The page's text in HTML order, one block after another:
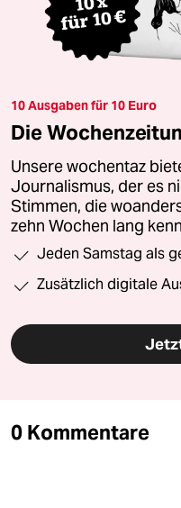
10 Ausgaben für 10 Euro
Die
Unsere wochentaz
Journalismus, der es
Stimmen, die
zehn Wochen lang
Jeden Samstag als
Zusätzlich digitale
0 Kommentare